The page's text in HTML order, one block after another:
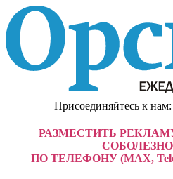
Присоединяйтесь к нам:
РАЗМЕСТИТЬ
ПО ТЕЛЕФОНУ (MAX,